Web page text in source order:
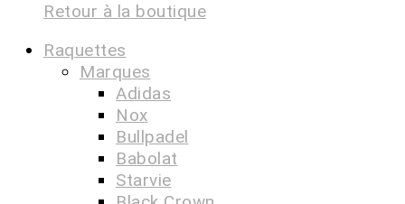
Retour à la boutique
Raquettes
Marques
Adidas
Nox
Bullpadel
Babolat
Starvie